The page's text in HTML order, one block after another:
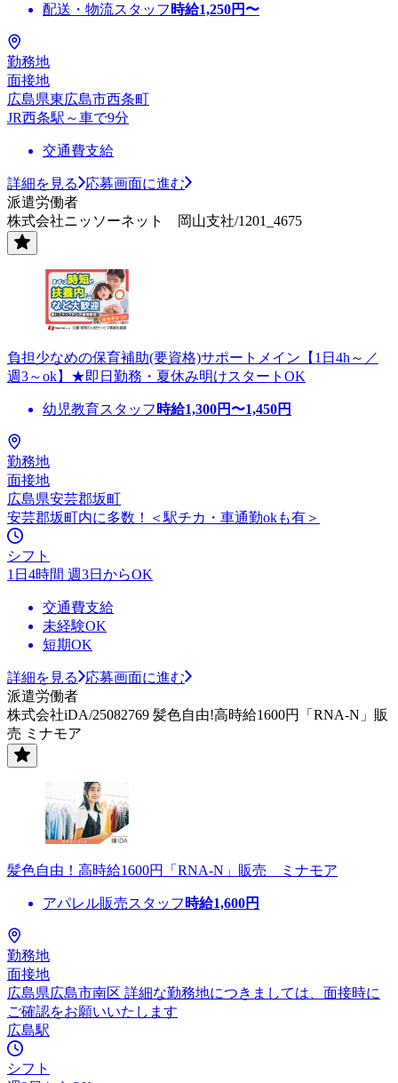
配送・物流スタッフ 時給1,250円〜
勤務地
面接地
広島県東広島市西条町
JR西条駅～車で9分
交通費支給
詳細を見る
応募画面に進む
派遣労働者
株式会社ニッソーネット 岡山支社/1201_4675
負担少なめの保育補助(要資格)サポートメイン【1日4h～／
週3～ok】★即日勤務・夏休み明けスタートOK
幼児教育スタッフ 時給1,300円〜1,450円
勤務地
面接地
広島県安芸郡坂町
安芸郡坂町内に多数！＜駅チカ・車通勤okも有＞
シフト
1日4時間 週3日からOK
交通費支給
未経験OK
短期OK
詳細を見る
応募画面に進む
派遣労働者
株式会社iDA/25082769 髪色自由!高時給1600円「RNA-N」販
売 ミナモア
髪色自由！高時給1600円「RNA-N」販売 ミナモア
アパレル販売スタッフ 時給1,600円
勤務地
面接地
広島県広島市南区 詳細な勤務地につきましては、面接時に
ご確認をお願いいたします
広島駅
シフト